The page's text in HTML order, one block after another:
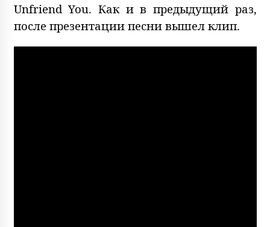
Unfriend You. Как и в предыдущий раз,
после презентации песни вышел клип.